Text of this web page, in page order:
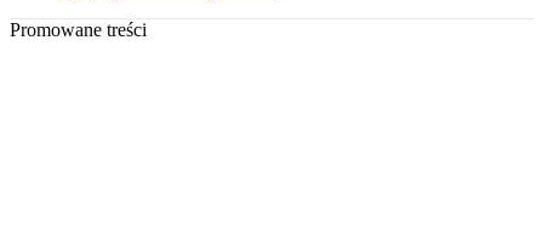
Promowane treści